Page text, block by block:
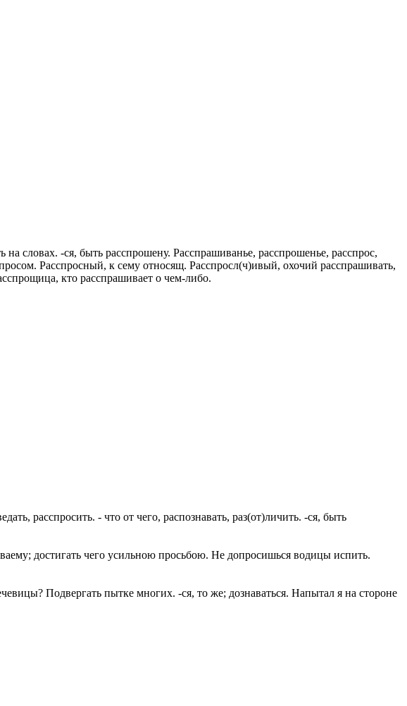
словах. -ся, быть расспрошену. Расспрашиванье, расспрошенье, расспрос,
Расспросный, к сему относящ. Расспросл(ч)ивый, охочий расспрашивать,
кто расспрашивает о чем-либо.
расспросить. - что от чего, распознавать, раз(от)личить. -ся, быть
достигать чего усильною просьбою. Не допросишься водицы испить.
Подвергать пытке многих. -ся, то же; дознаваться. Напытал я на стороне